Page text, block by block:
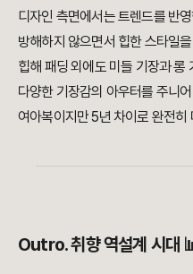
디자인 측면에서는 트렌드를 반
방해하지 않으면서 힙한 스타일
힙해 패딩 외에도 미들 기장과 롱
다양한 기장감의 아우터를 주니
여아복이지만 5년 차이로 완전히
Outro. 취향 역설계 시대